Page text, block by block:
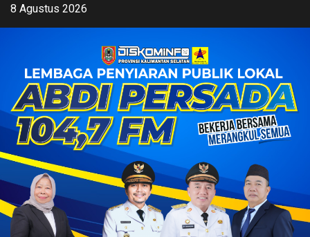
Skip8 Agustus 2026